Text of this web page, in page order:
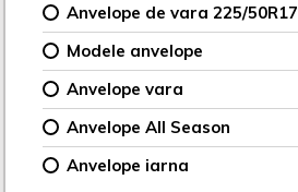
Anvelope de vara 225/50R17
Modele anvelope
Anvelope vara
Anvelope All Season
Anvelope iarna